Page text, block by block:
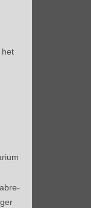
het